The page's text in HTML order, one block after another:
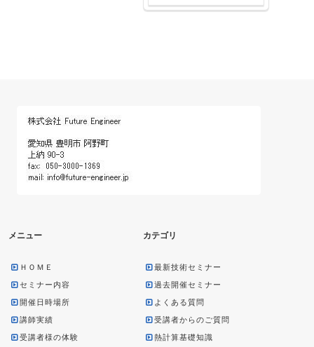
メニュー
ＨＯＭＥ
セミナー内容
開催日時場所
講師実績
受講者様の体験
カテゴリ
最新技術セミナー
過去開催セミナー
よくある質問
受講者からのご質問
熱計算基礎知識